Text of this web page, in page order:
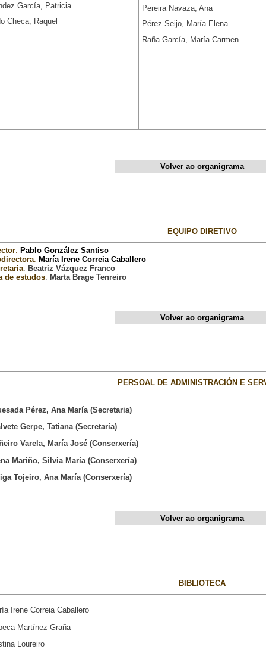
García, Patricia
Checa, Raquel
Pereira Navaza, Ana
Pérez Seijo, María Elena
Raña García, María Carmen
Volver ao organigrama
EQUIPO DIRETIVO
: Pablo González Santiso
: María Irene Correia Caballero
: Beatriz Vázquez Franco
de estudos: Marta Brage Tenreiro
Volver ao organigrama
PERSOAL DE ADMINISTRACIÓN E
Pérez, Ana María (Secretaria)
Gerpe, Tatiana (Secretaría)
Varela, María José (Conserxería)
Mariño, Silvia María (Conserxería)
Tojeiro, Ana María (Conserxería)
Volver ao organigrama
BIBLIOTECA
Irene Correia Caballero
Martínez Graña
Loureiro